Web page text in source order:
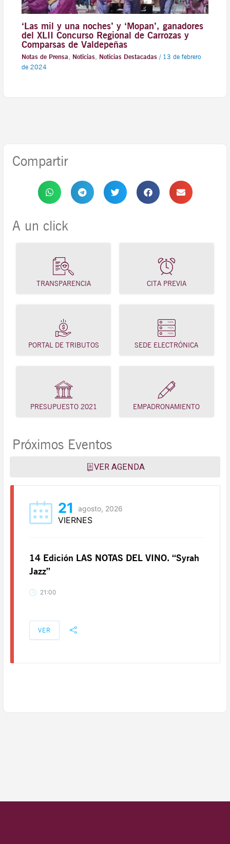
‘Las mil y una noches’ y ‘Mopan’, ganadores
del XLII Concurso Regional de Carrozas y
Comparsas de Valdepeñas
Notas de Prensa, Noticias, Noticias Destacadas/ 13 de febrero
de 2024
Compartir
A un click
TRANSPARENCIA CITA PREVIA
PORTAL DE TRIBUTOS SEDE ELECTRÓNICA
PRESUPUESTO 2021 EMPADRONAMIENTO
Próximos Eventos
VER AGENDA
21 agosto, 2026
VIERNES
14 Edición LAS NOTAS DEL VINO. “Syrah
Jazz”
21:00
VER